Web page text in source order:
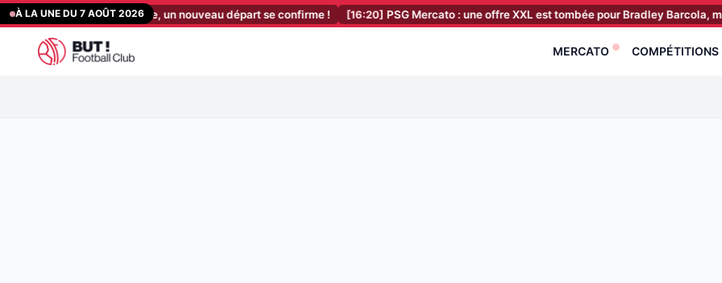
Aller
au
contenu
À LA UNE DU 7 AOÛT 2026
Genesio l’annonce, un nouveau départ se confirme ! [16:20] PSG Mercato : une offre XXL est tombée pour Bradley Barcola, mais…
MERCATO COMPÉTITIONS